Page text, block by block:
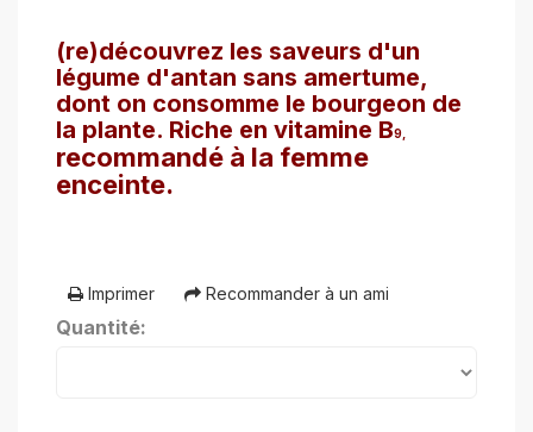
(re)découvrez les saveurs d'un
légume d'antan sans amertume,
dont on consomme le bourgeon de
la plante. Riche en vitamine B9,
recommandé à la femme
enceinte.
Imprimer Recommander à un ami
Quantité: